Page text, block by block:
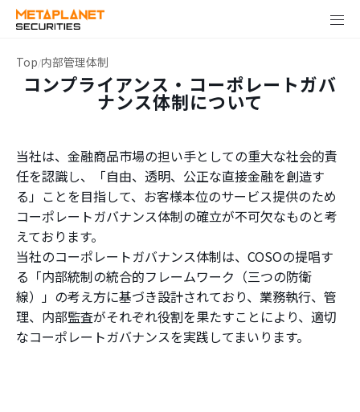
Top 内部管理体制
コンプライアンス・コーポレートガバ
ナンス体制について
当社は、金融商品市場の担い手としての重大な社会的責
任を認識し、「自由、透明、公正な直接金融を創造す
る」ことを目指して、お客様本位のサービス提供のため
コーポレートガバナンス体制の確立が不可欠なものと考
えております。
当社のコーポレートガバナンス体制は、COSOの提唱す
る「内部統制の統合的フレームワーク（三つの防衛
線）」の考え方に基づき設計されており、業務執行、管
理、内部監査がそれぞれ役割を果たすことにより、適切
なコーポレートガバナンスを実践してまいります。